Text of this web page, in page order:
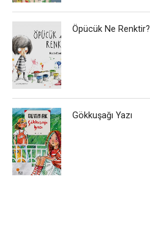
Öpücük Ne Renktir?
Gökkuşağı Yazı